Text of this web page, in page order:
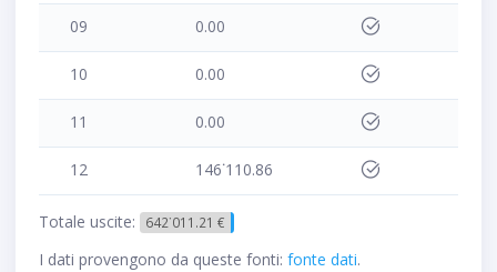
09 0.00
10 0.00
11 0.00
12 146˙110.86
Totale uscite: 642˙011.21 €
I dati provengono da queste fonti: fonte dati.